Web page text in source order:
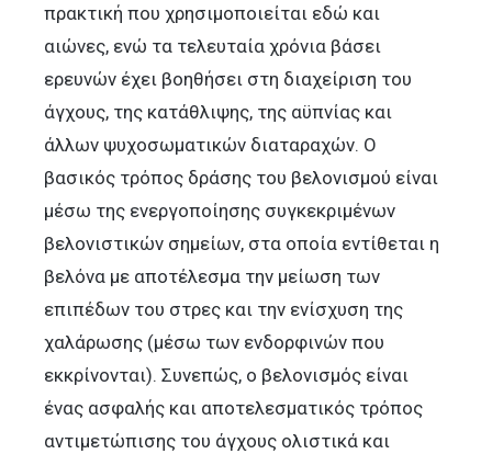
πρακτική που χρησιμοποιείται εδώ και
αιώνες, ενώ τα τελευταία χρόνια βάσει
ερευνών έχει βοηθήσει στη διαχείριση του
άγχους, της κατάθλιψης, της αϋπνίας και
άλλων ψυχοσωματικών διαταραχών. Ο
βασικός τρόπος δράσης του βελονισμού είναι
μέσω της ενεργοποίησης συγκεκριμένων
βελονιστικών σημείων, στα οποία εντίθεται η
βελόνα με αποτέλεσμα την μείωση των
επιπέδων του στρες και την ενίσχυση της
χαλάρωσης (μέσω των ενδορφινών που
εκκρίνονται). Συνεπώς, ο βελονισμός είναι
ένας ασφαλής και αποτελεσματικός τρόπος
αντιμετώπισης του άγχους ολιστικά και